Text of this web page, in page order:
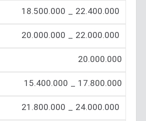
20.000.000
17.800.000 _ 15.400.000